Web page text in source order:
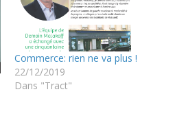
Commerce: rien ne va plus !
22/12/2019
Dans "Tract"